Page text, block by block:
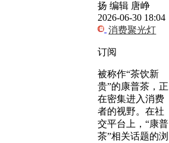
扬 编辑 唐峥
2026-06-30 18:04
消费聚光灯
订阅
被称作“茶饮新
贵”的康普茶，正
在密集进入消费
者的视野。在社
交平台上，“康普
茶”相关话题的浏